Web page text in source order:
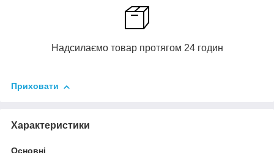
Надсилаємо товар протягом 24 годин
Приховати
Характеристики
Основні